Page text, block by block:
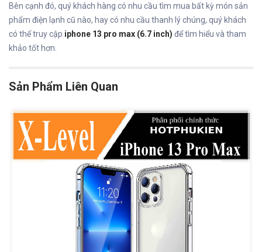
Bên cạnh đó, quý khách hàng có nhu cầu tìm mua bất kỳ món sản
phẩm điện lạnh cũ nào, hay có nhu cầu thanh lý chúng, quý khách
có thể truy cập iphone 13 pro max (6.7 inch) để tìm hiểu và tham
khảo tốt hơn.
Sản Phẩm Liên Quan